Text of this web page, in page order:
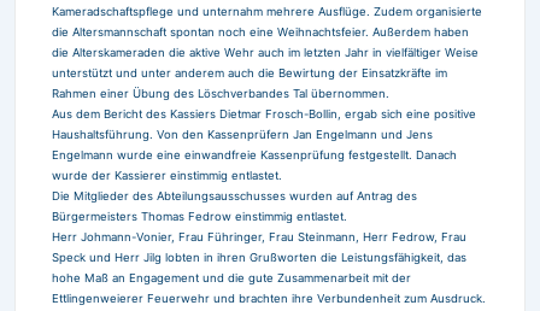
Kameradschaftspflege und unternahm mehrere Ausflüge. Zudem organisierte
die Altersmannschaft spontan noch eine Weihnachtsfeier. Außerdem haben
die Alterskameraden die aktive Wehr auch im letzten Jahr in vielfältiger Weise
unterstützt und unter anderem auch die Bewirtung der Einsatzkräfte im
Rahmen einer Übung des Löschverbandes Tal übernommen.
Aus dem Bericht des Kassiers Dietmar Frosch-Bollin, ergab sich eine positive
Haushaltsführung. Von den Kassenprüfern Jan Engelmann und Jens
Engelmann wurde eine einwandfreie Kassenprüfung festgestellt. Danach
wurde der Kassierer einstimmig entlastet.
Die Mitglieder des Abteilungsausschusses wurden auf Antrag des
Bürgermeisters Thomas Fedrow einstimmig entlastet.
Herr Johmann-Vonier, Frau Führinger, Frau Steinmann, Herr Fedrow, Frau
Speck und Herr Jilg lobten in ihren Grußworten die Leistungsfähigkeit, das
hohe Maß an Engagement und die gute Zusammenarbeit mit der
Ettlingenweierer Feuerwehr und brachten ihre Verbundenheit zum Ausdruck.